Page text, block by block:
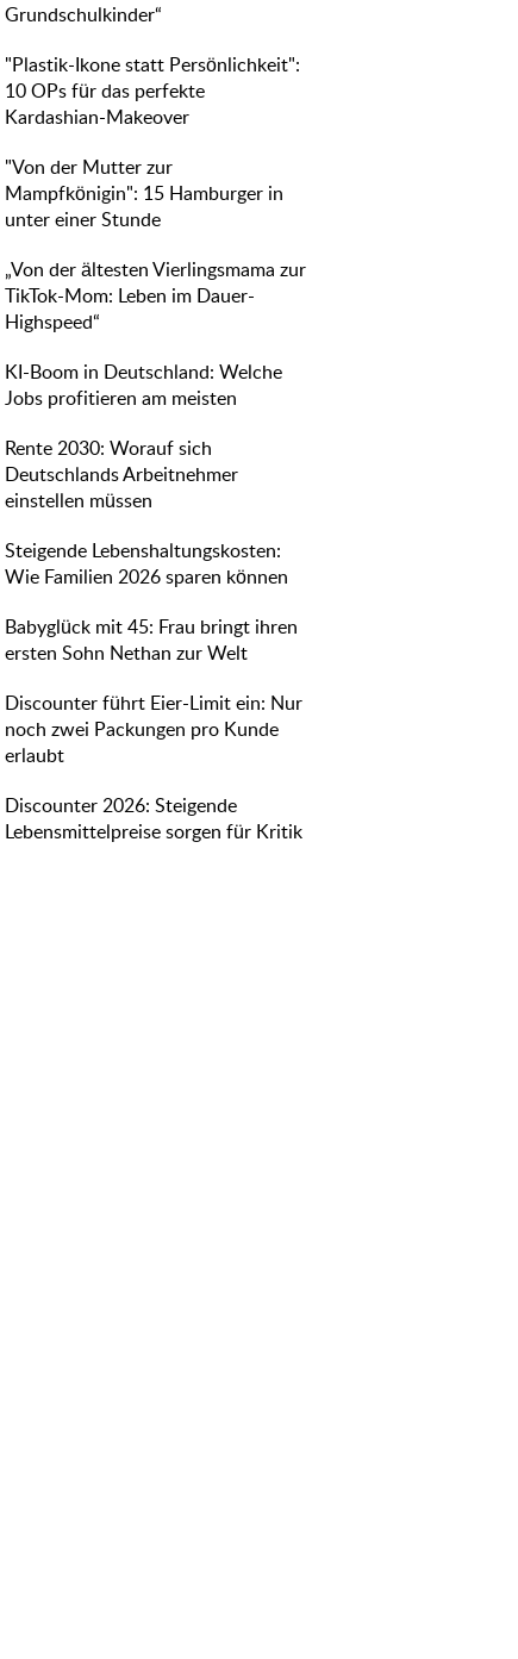
Grundschulkinder“
"Plastik-Ikone statt Persönlichkeit":
10 OPs für das perfekte
Kardashian-Makeover
"Von der Mutter zur
Mampfkönigin": 15 Hamburger in
unter einer Stunde
„Von der ältesten Vierlingsmama zur
TikTok-Mom: Leben im Dauer-
Highspeed“
KI-Boom in Deutschland: Welche
Jobs profitieren am meisten
Rente 2030: Worauf sich
Deutschlands Arbeitnehmer
einstellen müssen
Steigende Lebenshaltungskosten:
Wie Familien 2026 sparen können
Babyglück mit 45: Frau bringt ihren
ersten Sohn Nethan zur Welt
Discounter führt Eier-Limit ein: Nur
noch zwei Packungen pro Kunde
erlaubt
Discounter 2026: Steigende
Lebensmittelpreise sorgen für Kritik